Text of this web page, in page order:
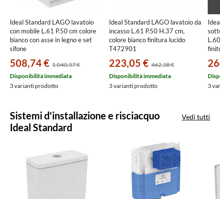
Ideal Standard LAGO lavatoio
con mobile L.61 P.50 cm colore
bianco con asse in legno e set
sifone
508,74 € 1.040,57 €
Disponibilità immediata
3 varianti prodotto
Ideal Standard LAGO lavatoio da
incasso L.61 P.50 H.37 cm,
colore bianco finitura lucido
T472901
223,05 € 462,38 €
Disponibilità immediata
3 varianti prodotto
3
Sistemi d'installazione e risciacquo
Ideal Standard
Vedi tutti